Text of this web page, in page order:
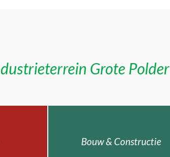
Grote Polder
Bouw & Constructie